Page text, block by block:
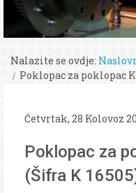
Nalazite se ovdje:
Poklopac za poklopac K
Četvrtak, 28 Kolovoz
Poklopac za
(Šifra K